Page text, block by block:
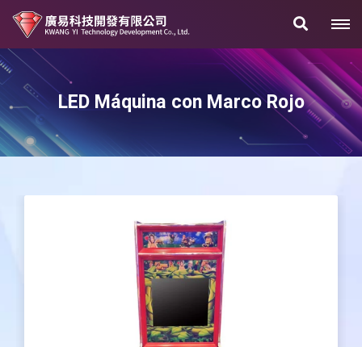
LED Máquina con Marco Rojo